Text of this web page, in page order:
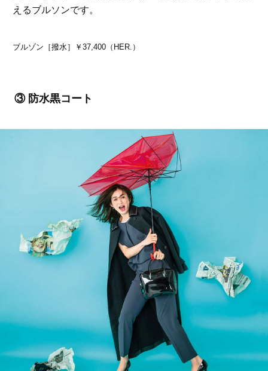
えるブルソンです。
ブルゾン［撥水］￥37,400（HER.）
③ 防水黒コート